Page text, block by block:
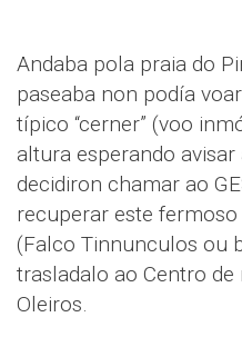
Andaba pola praia do
paseaba non podía
típico “cerner” (voo
altura esperando
decidiron chamar ao
recuperar este
(Falco Tinnunculos ou
trasladalo ao Centro
Oleiros.